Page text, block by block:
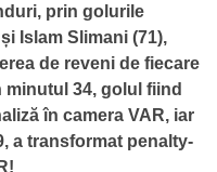
prin golurile
Islam Slimani (71),
de reveni de fiecare
minutul 34, golul fiind
în camera VAR, iar
a transformat penalty-